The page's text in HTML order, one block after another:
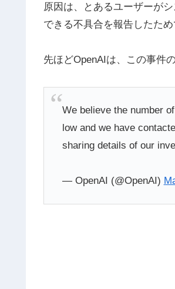
原因は、とあるユーザーが
できる不具合を報告したため
先ほどOpenAIは、この事件
We believe the number
low and we have
sharing details of our
— OpenAI (@OpenAI)